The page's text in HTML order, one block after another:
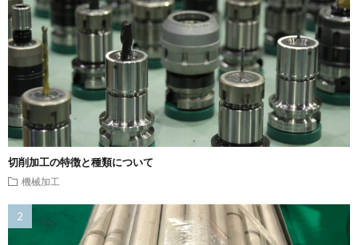
切削加工の特徴と種類について
機械加工